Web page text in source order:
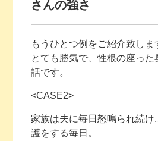
さんの強さ
もうひとつ例をご紹介致しま
とても勝気で、性根の座った
話です。
<CASE2>
家族は夫に毎日怒鳴られ続け
護をする毎日。